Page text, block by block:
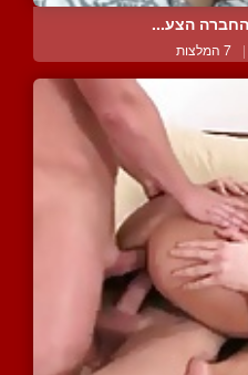
החברה הצע...
| 7 המלצות